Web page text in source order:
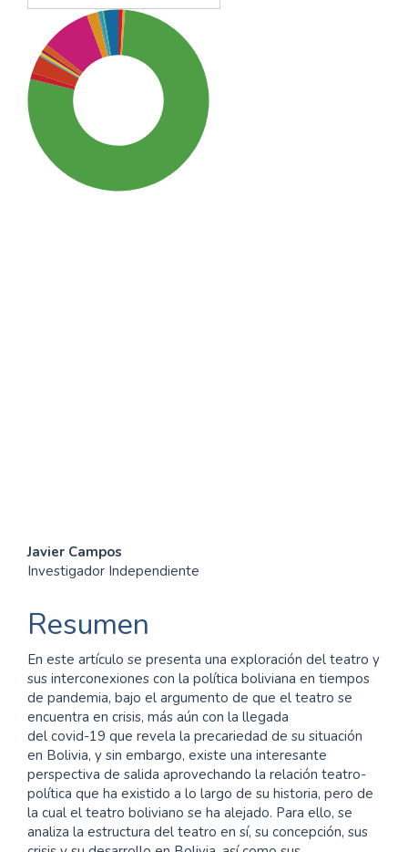
Contenido
principal
del
artículo
Javier Campos
Investigador Independiente
Resumen
En este artículo se presenta una exploración del teatro y
sus interconexiones con la política boliviana en tiempos
de pandemia, bajo el argumento de que el teatro se
encuentra en crisis, más aún con la llegada
del covid-19 que revela la precariedad de su situación
en Bolivia, y sin embargo, existe una interesante
perspectiva de salida aprovechando la relación teatro-
política que ha existido a lo largo de su historia, pero de
la cual el teatro boliviano se ha alejado. Para ello, se
analiza la estructura del teatro en sí, su concepción, sus